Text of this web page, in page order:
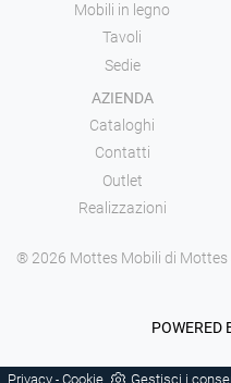
Mobili in legno
Tavoli
Sedie
AZIENDA
Cataloghi
Contatti
Outlet
Realizzazioni
® 2026 Mottes Mobili di Mottes
POWERED
Privacy Cookie Gestisci i